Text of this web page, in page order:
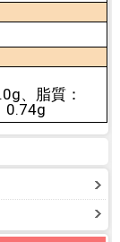
、脂質：
0.74g